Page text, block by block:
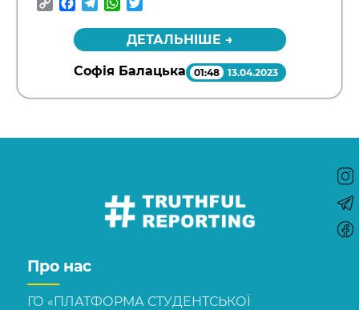
ДЕТАЛЬНІШЕ →
Софія Балацька 01:48 13.04.2023
Про нас
ГО «ПЛАТФОРМА СТУДЕНТСЬКОЇ